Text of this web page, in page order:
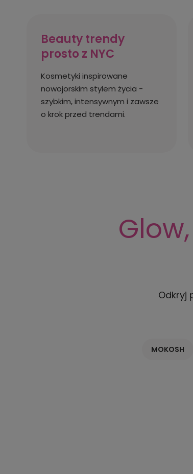
Beauty trendy
prosto z NYC
Kosmetyki inspirowane
nowojorskim stylem życia -
szybkim, intensywnym i zawsze
o krok przed trendami.
Odkryj
MOKOSH